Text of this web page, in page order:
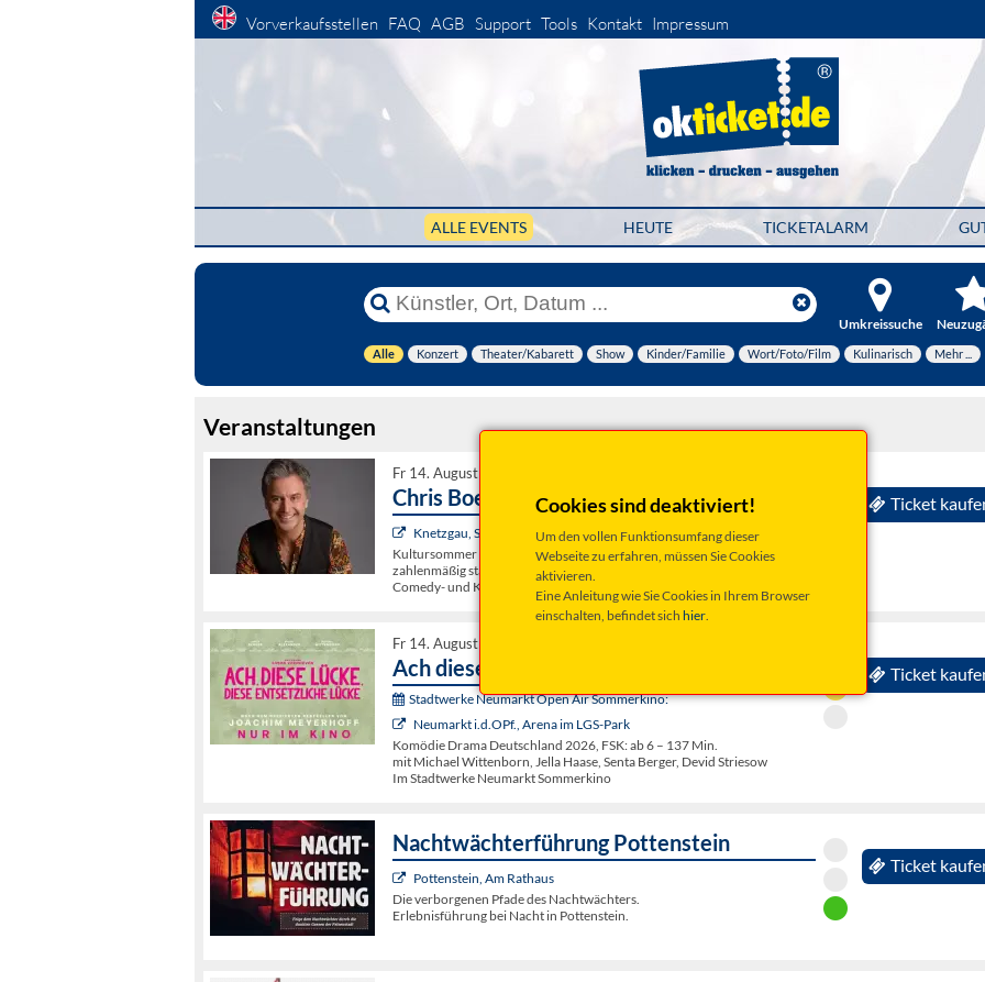
Vorverkaufsstellen FAQ AGB Support Tools Kontakt Impressum
ALLE EVENTS HEUTE TICKETALARM
Umkreissuche
Alle Konzert Theater/Kabarett Show Kinder/Familie Wort/Foto/Film Kulinarisch Mehr ...
Cookies sind deaktiviert!
Um den vollen Funktionsumfang dieser
Webseite zu erfahren, müssen Sie Cookies
aktivieren.
Eine Anleitung wie Sie Cookies in Ihrem Browser
einschalten, befindet sich hier.
Veranstaltungen
Fr 14. August 2026 19:30 Uhr
Chris Boettcher: Baby Boomer!
Knetzgau, Schloss Oberschwappach - Schlosspark
Kultursommer Oberschwappach 2026: Ein Comedy-Programm über die
zahlenmäßig stärkste Generation in Deutschland. Auf allen guten
Comedy- und Kabarettbühnen.
Ticket
Fr 14. August 2026 21:00 Uhr
Ach diese Lücke, diese entsetzliche Lücke
Stadtwerke Neumarkt Open Air Sommerkino:
Neumarkt i.d.OPf., Arena im LGS-Park
Komödie Drama Deutschland 2026, FSK: ab 6 – 137 Min.
mit Michael Wittenborn, Jella Haase, Senta Berger, Devid Striesow
Im Stadtwerke Neumarkt Sommerkino
Ticket
Nachtwächterführung Pottenstein
Pottenstein, Am Rathaus
Die verborgenen Pfade des Nachtwächters.
Erlebnisführung bei Nacht in Pottenstein.
Ticket